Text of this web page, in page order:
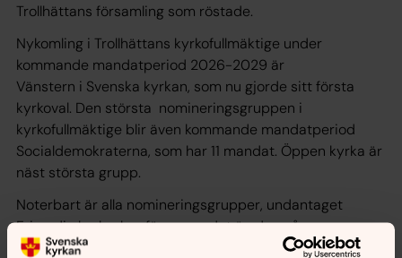
Trollhättans församling som röstade.
Nykomling i Trollhättans kyrkofullmäktige under
kommande mandatperiod 2026-2029 är
Vänstern i Svenska kyrkan, som nu gjorde sitt första
kyrkoval. Den största nomineringsgruppen i
kyrkofullmäktige blir även kommande mandatperiod
Socialdemokraterna, som har 11 mandat. Öppen kyrka är
näst största grupp.
Noterbart är alla nomineringsgrupper, undantaget
Frimodig kyrka, har färre mandat än den gångna
mandatperioden. Det beror på att antalet mandat i